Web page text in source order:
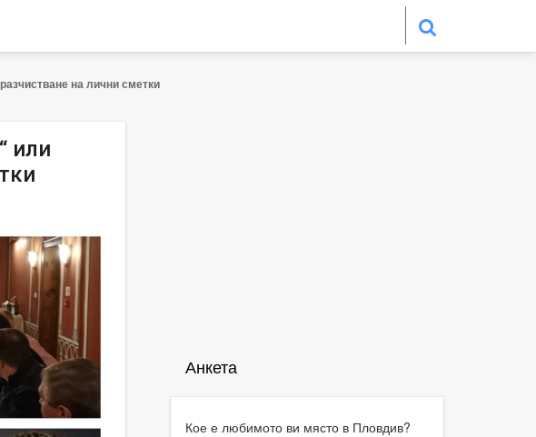
на лични сметки
или
Анкета
Кое е любимото ви място в Пловдив?